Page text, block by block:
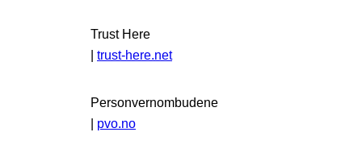
Trust Here
trust-here.net
Personvernombudene
| pvo.no